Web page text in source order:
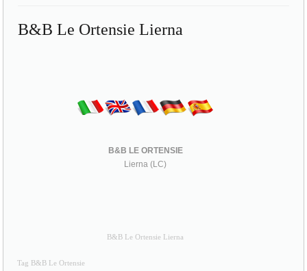
B&B Le Ortensie Lierna
B&B LE ORTENSIE
Lierna (LC)
B&B Le Ortensie Lierna
Tag B&B Le Ortensie